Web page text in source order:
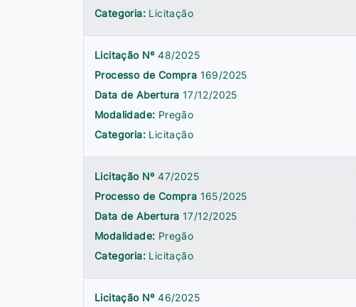
Categoria: Licitação
Licitação Nº48/2025
Processo de Compra 169/2025
Data de Abertura 17/12/2025
Modalidade: Pregão
Categoria: Licitação
Licitação Nº47/2025
Processo de Compra 165/2025
Data de Abertura 17/12/2025
Modalidade: Pregão
Categoria: Licitação
Licitação Nº46/2025